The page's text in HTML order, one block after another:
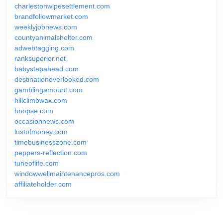
charlestonwipesettlement.com
brandfollowmarket.com
weeklyjobnews.com
countyanimalshelter.com
adwebtagging.com
ranksuperior.net
babystepahead.com
destinationoverlooked.com
gamblingamount.com
hillclimbwax.com
hnopse.com
occasionnews.com
lustofmoney.com
timebusinesszone.com
peppers-reflection.com
tuneoflife.com
windowwellmaintenancepros.com
affiliateholder.com